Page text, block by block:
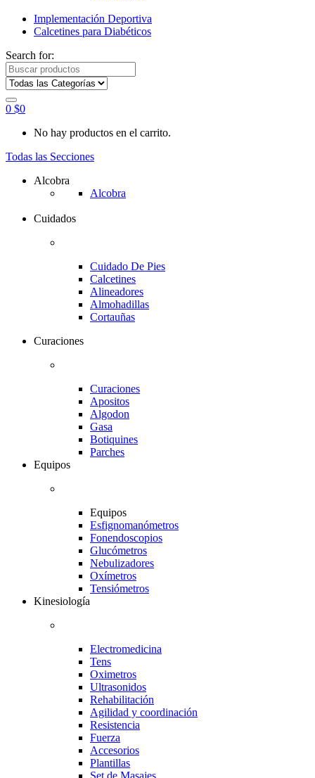
Implementación Deportiva
Calcetines para Diabéticos
Search for:
0 $0
No hay productos en el carrito.
Todas las Secciones
Alcobra
Alcobra
Cuidados
Cuidado De Pies
Calcetines
Alineadores
Almohadillas
Cortauñas
Curaciones
Curaciones
Apositos
Algodon
Gasa
Botiquines
Parches
Equipos
Equipos
Esfignomanómetros
Fonendoscopios
Glucómetros
Nebulizadores
Oxímetros
Tensiómetros
Kinesiología
Electromedicina
Tens
Oximetros
Ultrasonidos
Rehabilitación
Agilidad y coordinación
Resistencia
Fuerza
Accesorios
Plantillas
Set de Masajes